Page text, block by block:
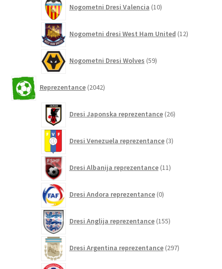
Nogometni Dresi Valencia 10izdelkov
Nogometni dresi West Ham United 12izdelkov
Nogometni Dresi Wolves 59izdelkov
Reprezentance 2042izdelkov
Dresi Japonska reprezentance 26izdelkov
Dresi Venezuela reprezentance 3izdelki
Dresi Albanija reprezentance 11izdelkov
Dresi Andora reprezentance 0izdelkov
Dresi Anglija reprezentance 155izdelkov
Dresi Argentina reprezentance 297izdelkov